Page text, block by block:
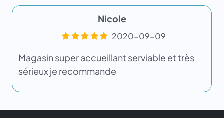
Nicole
2020-09-09
Magasin super accueillant serviable et très
sérieux je recommande